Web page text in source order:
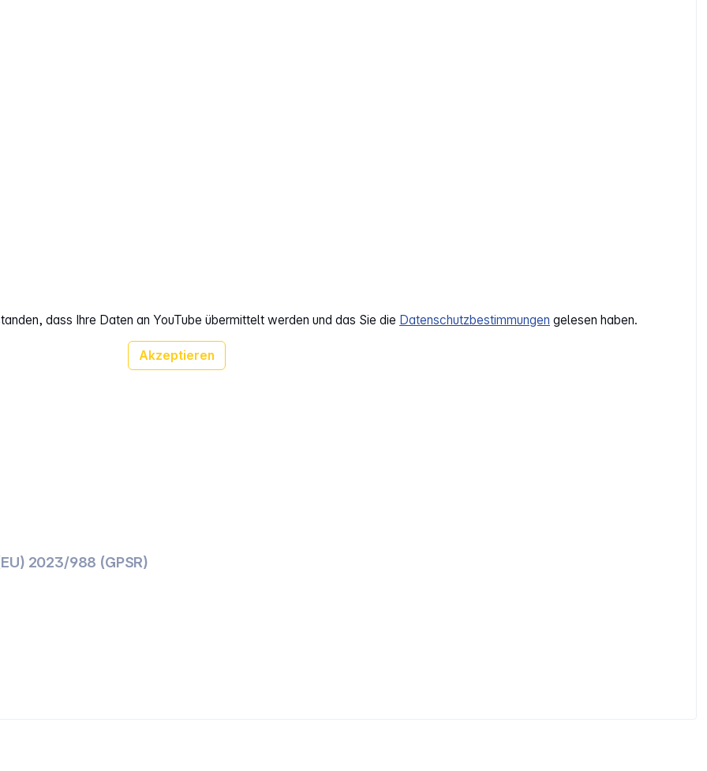
dass Ihre Daten an YouTube übermittelt werden und das Sie die Datenschutzbestimmungen gelesen haben.
Akzeptieren
2023/988 (GPSR)